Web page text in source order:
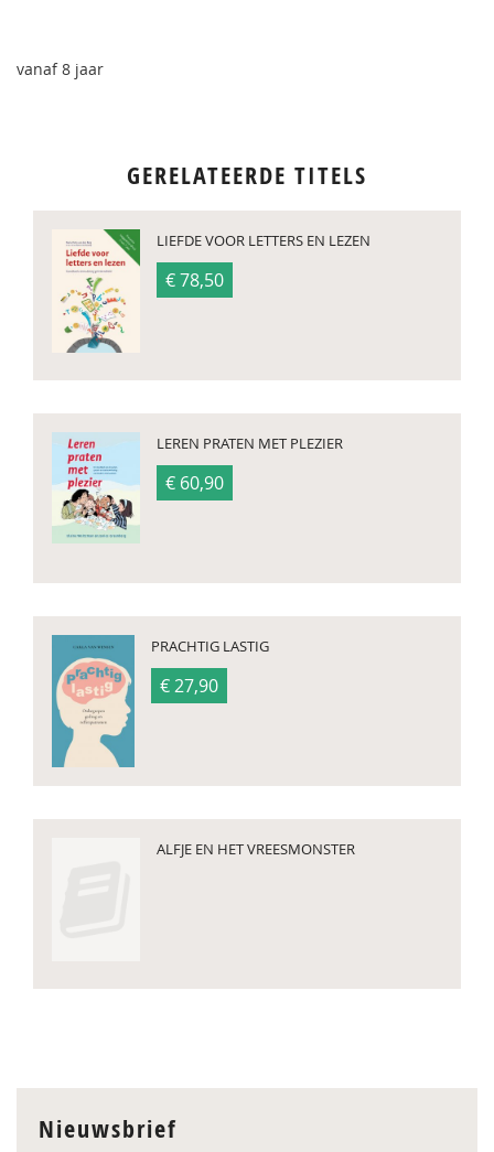
vanaf 8 jaar
GERELATEERDE TITELS
LIEFDE VOOR LETTERS EN LEZEN
€ 78,50
LEREN PRATEN MET PLEZIER
€ 60,90
PRACHTIG LASTIG
€ 27,90
ALFJE EN HET VREESMONSTER
Nieuwsbrief